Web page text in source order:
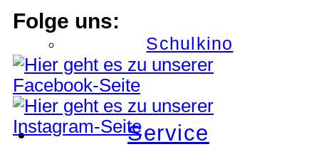
Schulkino
Service
Folge uns: